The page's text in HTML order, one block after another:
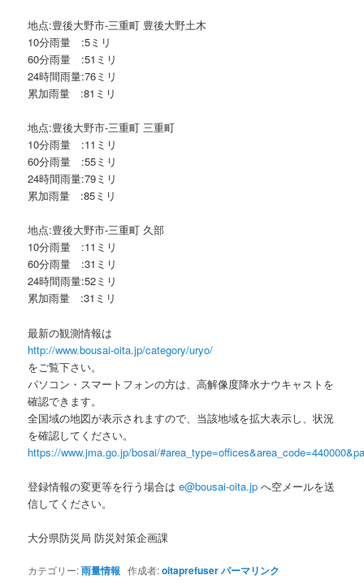
地点:豊後大野市-三重町 豊後大野土木
10分雨量 :5ミリ
60分雨量 :51ミリ
24時間雨量:76ミリ
累加雨量 :81ミリ
地点:豊後大野市-三重町 三重町
10分雨量 :11ミリ
60分雨量 :55ミリ
24時間雨量:79ミリ
累加雨量 :85ミリ
地点:豊後大野市-三重町 久部
10分雨量 :11ミリ
60分雨量 :31ミリ
24時間雨量:52ミリ
累加雨量 :31ミリ
最新の観測情報は
http://www.bousai-oita.jp/category/uryo/
をご覧下さい。
パソコン・スマートフォンの方は、高解像度降水ナウキャストを
確認できます。
全国域の地図が表示されますので、当該地域を拡大表示し、状況
を確認してください。
https://www.jma.go.jp/bosai/
登録情報の変更等を行う場合はe@bousai-oita.jp へ空メールを送
信してください。
大分県防災局 防災対策企画課
カテゴリー:雨量情報 作成者:oitaprefuserパーマリンク